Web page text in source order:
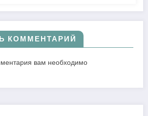
КОММЕНТАРИЙ
вам необходимо